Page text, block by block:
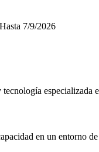
Hasta 7/9/2026
especializada
en un entorno